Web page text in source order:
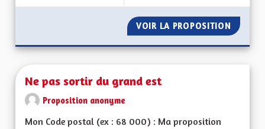
VOIR LA PROPOSITION LE
Ne pas sortir du grand est
Proposition anonyme
Mon Code postal (ex : 68 000) : Ma proposition